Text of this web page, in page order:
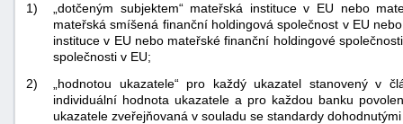
1)
„dotčeným subjektem“ mateřská instituce v EU nebo
mateřská smíšená finanční holdingová společnost v EU
instituce v EU nebo mateřské finanční holdingové
společnosti v EU;
2)
„hodnotou ukazatele“ pro každý ukazatel stanovený
individuální hodnota ukazatele a pro každou banku
ukazatele zveřejňovaná v souladu se standardy